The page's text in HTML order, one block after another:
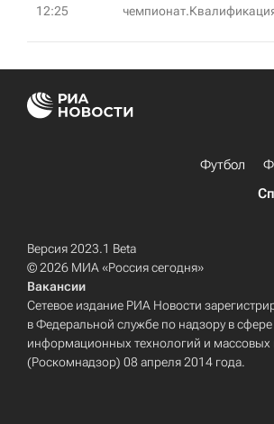
12:25
Футбол
Версия 2023.1 Beta
© 2026 МИА «Россия сегодня»
Вакансии
Сетевое издание РИА Новости
в Федеральной службе по надзору в сфере
информационных технологий и
(Роскомнадзор) 08 апреля 2014 года.